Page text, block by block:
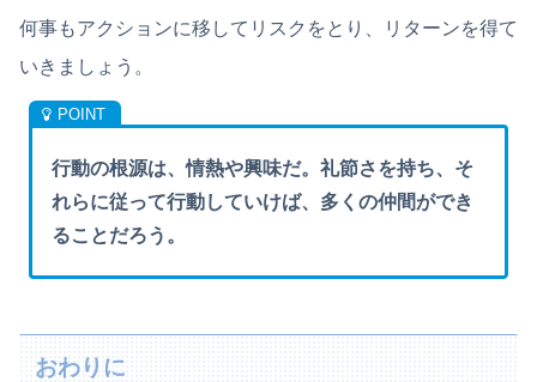
何事もアクションに移してリスクをとり、リターンを得て
いきましょう。
行動の根源は、情熱や興味だ。礼節さを持ち、そ
れらに従って行動していけば、多くの仲間ができ
ることだろう。
おわりに